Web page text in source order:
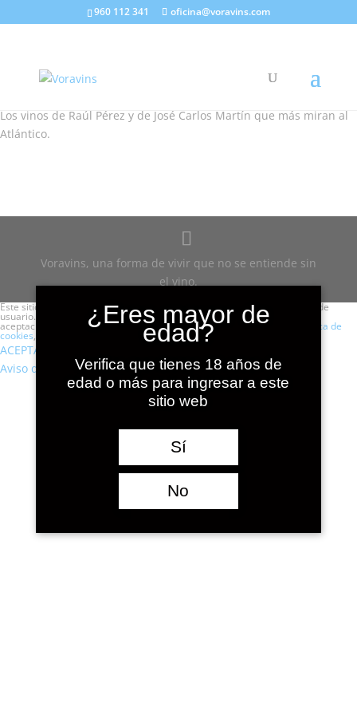
960 112 341 oficina@voravins.com
Camino del Norte
Los vinos de Raúl Pérez y de José Carlos Martín que más miran al
Atlántico.
Voravins, una forma de vivir que no se entiende sin
el vino.
Este sitio web utiliza cookies para que usted tenga la mejor experiencia de
usuario. Si continúa navegando está dando su consentimiento para la
aceptación de las mencionadas cookies y la aceptación de nuestra política de
cookies, pinche el enlace para mayor información.
ACEPTAR
Aviso de cookies
¿Eres mayor de
edad?
Verifica que tienes 18 años de
edad o más para ingresar a este
sitio web
Sí
No